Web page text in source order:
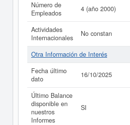
Número de
Empleados
4 (año 2000)
Actividades
Internacionales
No constan
Otra Información de Interés
Fecha último
dato
16/10/2025
Último Balance
disponible en
nuestros
Informes
SI